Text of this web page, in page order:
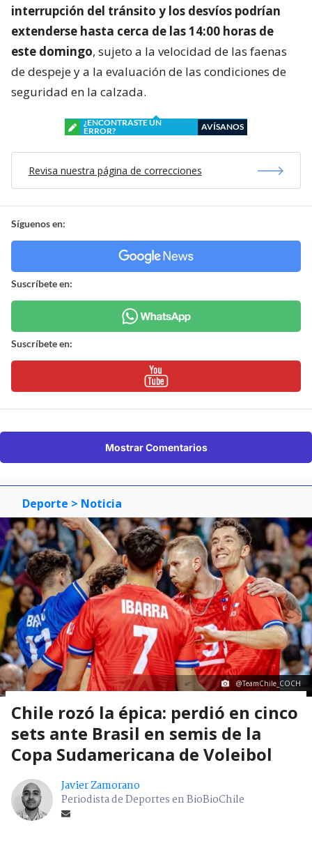
interrupción del tránsito y los desvíos podrían
extenderse hasta cerca de las 14:00 horas de
este domingo, sujeto a la velocidad de las faenas
de despeje y a la evaluación de las condiciones de
seguridad en la calzada.
¿ENCONTRASTE UN
ERROR?
AVÍSANOS
Revisa nuestra página de correcciones
Síguenos en:
Suscríbete en:
Suscríbete en:
Mostrar Comentarios
Deporte > Noticia
@TeamChile_COCH
Chile rozó la épica: perdió en cinco
sets ante Brasil en semis de la
Copa Sudamericana de Voleibol
Javier Zamorano
Periodista de Deportes en BioBioChile